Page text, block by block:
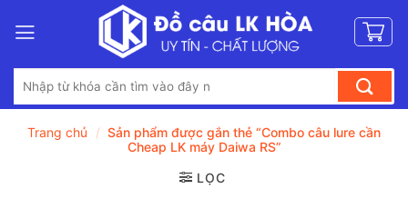
qua
dung
kiếm:
Trang chủ / Sản phẩm được gắn thẻ “Combo câu lure cần
Cheap LK máy Daiwa RS”
LỌC